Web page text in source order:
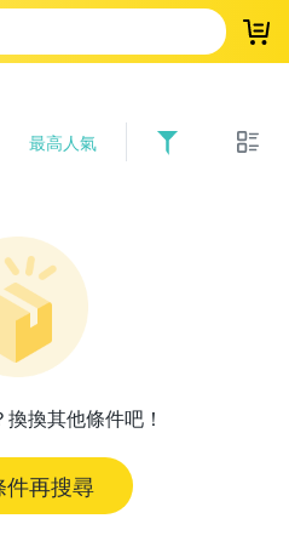
登
最高人氣
換其他條件吧！
件再搜尋